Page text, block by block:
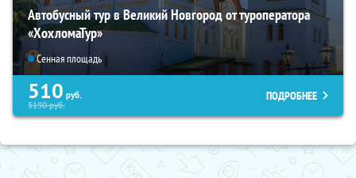
Автобусный тур в Великий Новгород от туроператора
«ХохломаТур»
Сенная площадь
510 руб.
5190руб.
ПОДРОБНЕЕ